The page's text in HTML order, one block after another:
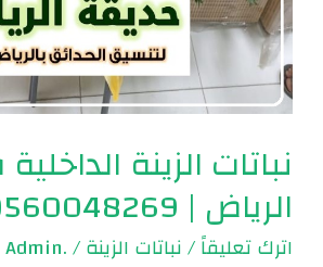
نباتات الزينة
الرياض | 0560048269
اترك تعليقاً/نباتات الزينة/
.Admin